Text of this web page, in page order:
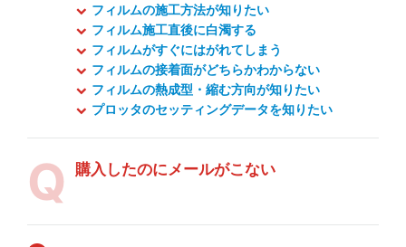
フィルムの施工方法が知りたい
フィルム施工直後に白濁する
フィルムがすぐにはがれてしまう
フィルムの接着面がどちらかわからない
フィルムの熱成型・縮む方向が知りたい
プロッタのセッティングデータを知りたい
購入したのにメールがこない